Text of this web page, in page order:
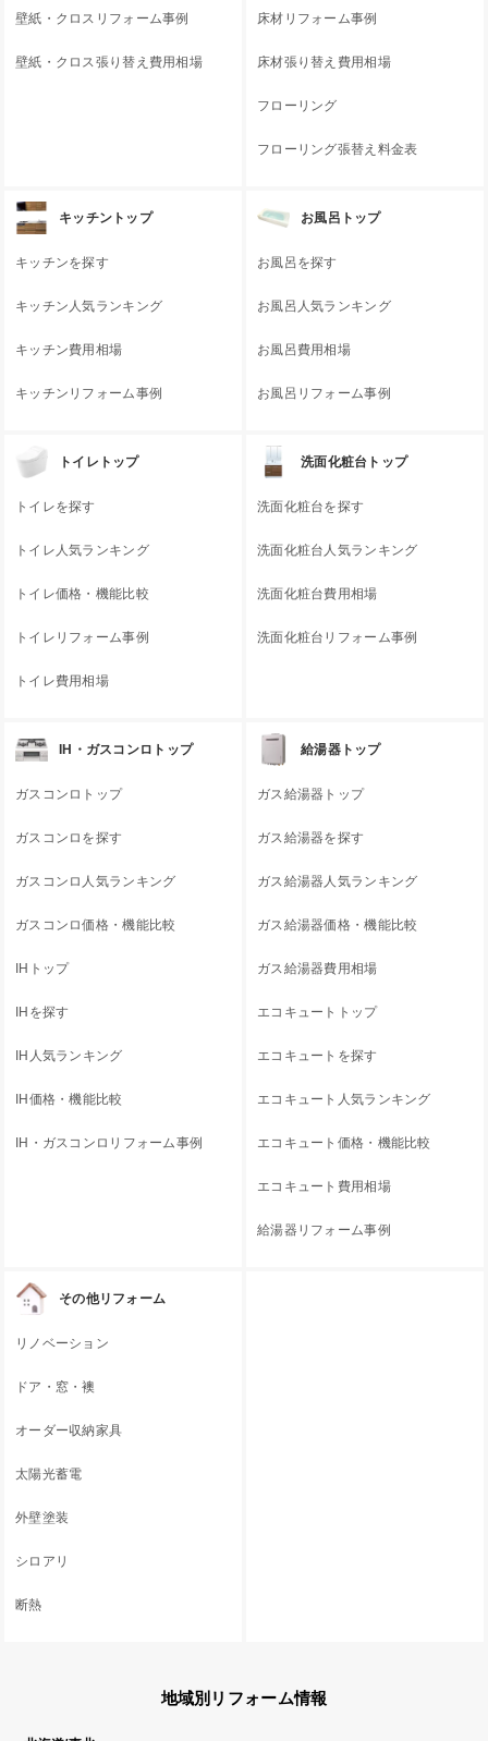
壁紙・クロスリフォーム事例
壁紙・クロス張り替え費用相場
床材リフォーム事例
床材張り替え費用相場
フローリング
フローリング張替え料金表
キッチントップ
キッチンを探す
キッチン人気ランキング
キッチン費用相場
キッチンリフォーム事例
お風呂トップ
お風呂を探す
お風呂人気ランキング
お風呂費用相場
お風呂リフォーム事例
トイレトップ
トイレを探す
トイレ人気ランキング
トイレ価格・機能比較
トイレリフォーム事例
トイレ費用相場
洗面化粧台トップ
洗面化粧台を探す
洗面化粧台人気ランキング
洗面化粧台費用相場
洗面化粧台リフォーム事例
IH・ガスコンロトップ
ガスコンロトップ
ガスコンロを探す
ガスコンロ人気ランキング
ガスコンロ価格・機能比較
IHトップ
IHを探す
IH人気ランキング
IH価格・機能比較
IH・ガスコンロリフォーム事例
給湯器トップ
ガス給湯器トップ
ガス給湯器を探す
ガス給湯器人気ランキング
ガス給湯器価格・機能比較
ガス給湯器費用相場
エコキュートトップ
エコキュートを探す
エコキュート人気ランキング
エコキュート価格・機能比較
エコキュート費用相場
給湯器リフォーム事例
その他リフォーム
リノベーション
ドア・窓・襖
オーダー収納家具
太陽光蓄電
外壁塗装
シロアリ
断熱
地域別リフォーム情報